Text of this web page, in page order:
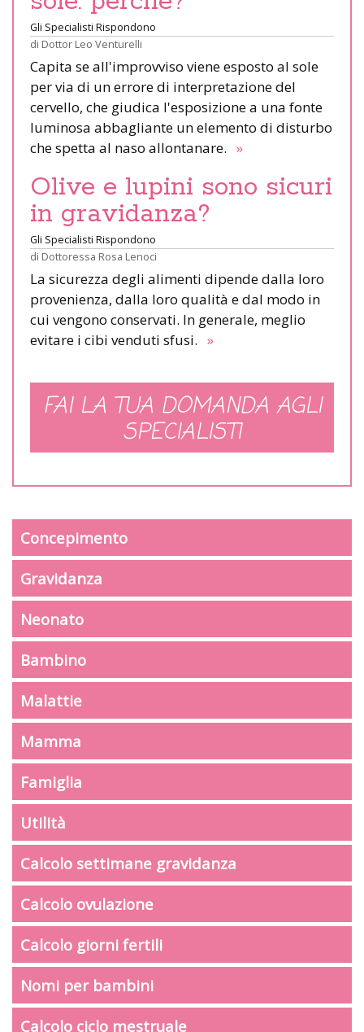
Gli Specialisti Rispondono
di Dottor Leo Venturelli
Capita se all'improvviso viene esposto al sole
per via di un errore di interpretazione del
cervello, che giudica l'esposizione a una fonte
luminosa abbagliante un elemento di disturbo
che spetta al naso allontanare. »
Olive e lupini sono sicuri
in gravidanza?
Gli Specialisti Rispondono
di Dottoressa Rosa Lenoci
La sicurezza degli alimenti dipende dalla loro
provenienza, dalla loro qualità e dal modo in
cui vengono conservati. In generale, meglio
evitare i cibi venduti sfusi. »
FAI LA TUA DOMANDA AGLI
SPECIALISTI
Concepimento
Gravidanza
Neonato
Bambino
Malattie
Mamma
Famiglia
Utilità
Calcolo settimane gravidanza
Calcolo ovulazione
Calcolo giorni fertili
Nomi per bambini
Calcolo ciclo mestruale